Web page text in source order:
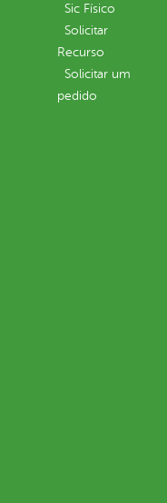
Sic Físico
Solicitar
Recurso
Solicitar um
pedido